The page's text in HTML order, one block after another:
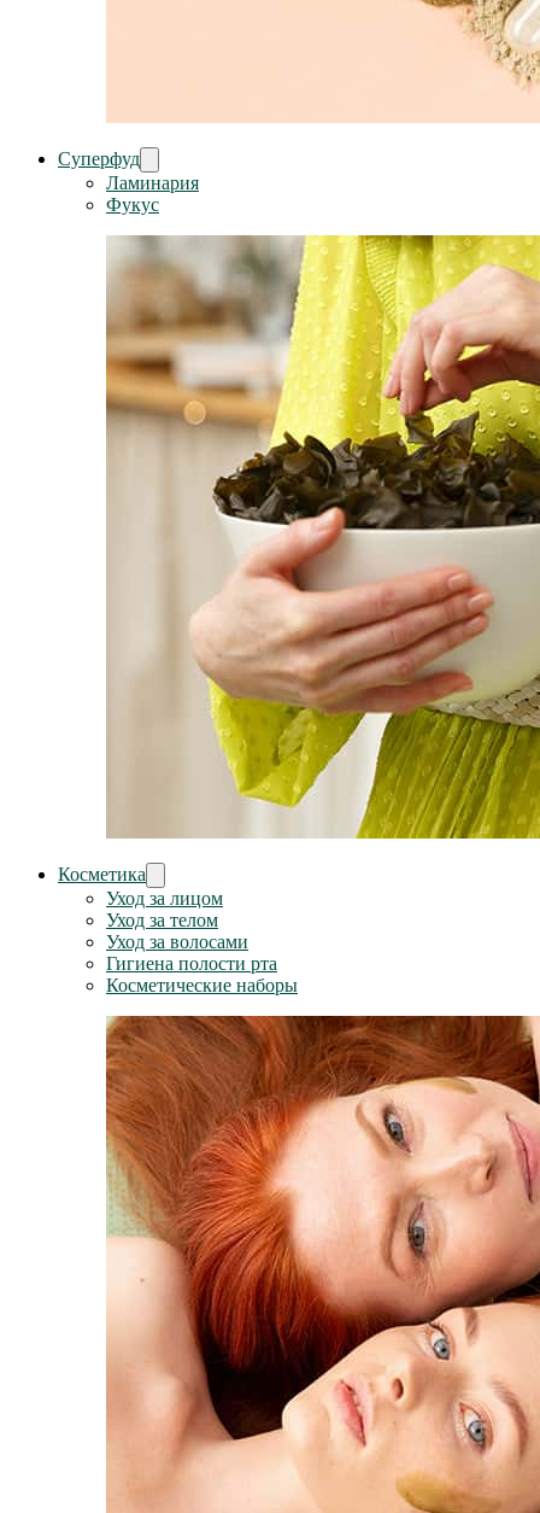
Суперфуд
Ламинария
Фукус
Косметика
Уход за лицом
Уход за телом
Уход за волосами
Гигиена полости рта
Косметические наборы